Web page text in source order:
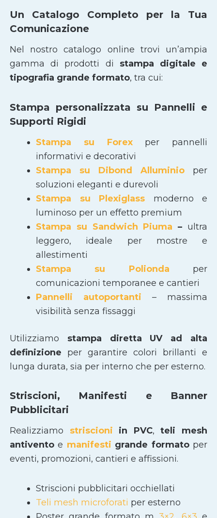
Un Catalogo Completo per la Tua
Comunicazione
Nel nostro catalogo online trovi un’ampia
gamma di prodotti di stampa digitale e
tipografia grande formato, tra cui:
Stampa personalizzata su Pannelli e
Supporti Rigidi
Stampa su Forexper pannelli
informativi e decorativi
Stampa su Dibond Alluminio per
soluzioni eleganti e durevoli
Stampa su Plexiglass moderno e
luminoso per un effetto premium
Stampa su Sandwich Piuma – ultra
leggero, ideale per mostre e
allestimenti
Stampa su Polionda per
comunicazioni temporanee e cantieri
Pannelli autoportanti – massima
visibilità senza fissaggi
Utilizziamo stampa diretta UV ad alta
definizione per garantire colori brillanti e
lunga durata, sia per interno che per esterno.
Striscioni, Manifesti e Banner
Pubblicitari
Realizziamo striscioni in PVC,teli mesh
antivento e manifesti grande formatoper
eventi, promozioni, cantieri e affissioni.
Striscioni pubblicitari occhiellati
Teli mesh microforati per esterno